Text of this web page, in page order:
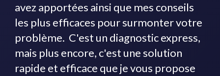
avez apportées ainsi que mes conseils
les plus efficaces pour surmonter votre
problème. C'est un diagnostic express,
mais plus encore, c'est une solution
rapide et efficace que je vous propose